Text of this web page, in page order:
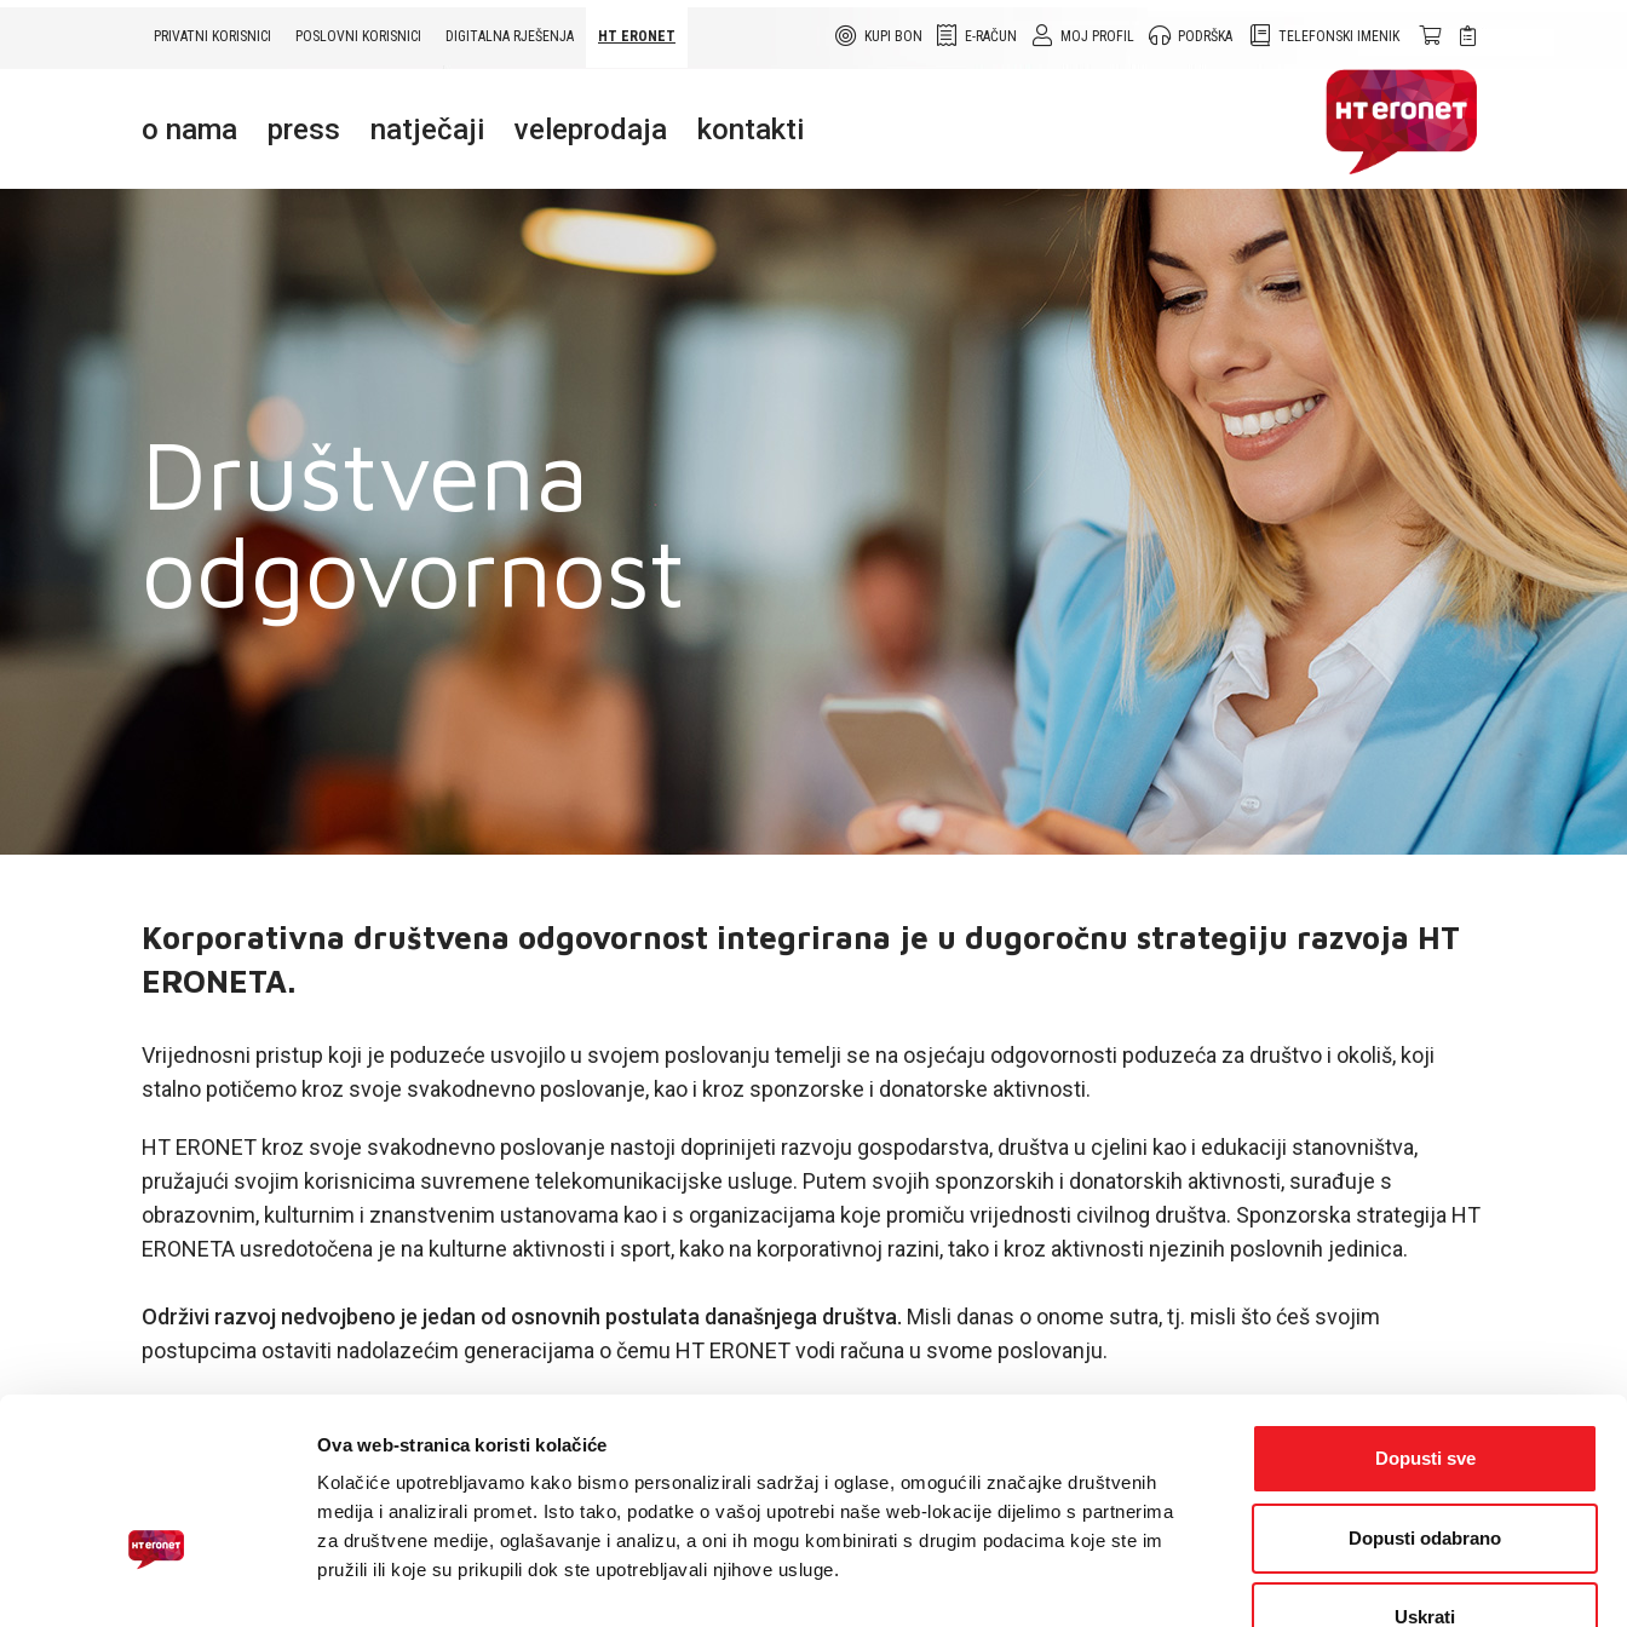
Ova web-stranica koristi kolačiće
Kolačiće upotrebljavamo kako bismo personalizirali sadržaj i oglase, omogućili značajke društvenih
medija i analizirali promet. Isto tako, podatke o vašoj upotrebi naše web-lokacije dijelimo s partnerima
za društvene medije, oglašavanje i analizu, a oni ih mogu kombinirati s drugim podacima koje ste im
pružili ili koje su prikupili dok ste upotrebljavali njihove usluge.
Dopusti sve
Dopusti odabrano
Uskrati
TELEFONSKI IMENIK
PODRŠKA
MOJ PROFIL
E-RAČUN
KUPI BON
PRIVATNI KORISNICI POSLOVNI KORISNICI DIGITALNA RJEŠENJA HT ERONET
o nama press natječaji veleprodaja kontakti
PODRŠKA
TELEFONSKI IMENIK
Društvena
odgovornost
Korporativna društvena odgovornost integrirana je u dugoročnu strategiju razvoja HT
ERONETA.
Vrijednosni pristup koji je poduzeće usvojilo u svojem poslovanju temelji se na osjećaju odgovornosti poduzeća za društvo i okoliš, koji
stalno potičemo kroz svoje svakodnevno poslovanje, kao i kroz sponzorske i donatorske aktivnosti.
HT ERONET kroz svoje svakodnevno poslovanje nastoji doprinijeti razvoju gospodarstva, društva u cjelini kao i edukaciji stanovništva,
pružajući svojim korisnicima suvremene telekomunikacijske usluge. Putem svojih sponzorskih i donatorskih aktivnosti, surađuje s
obrazovnim, kulturnim i znanstvenim ustanovama kao i s organizacijama koje promiču vrijednosti civilnog društva. Sponzorska strategija HT
ERONETA usredotočena je na kulturne aktivnosti i sport, kako na korporativnoj razini, tako i kroz aktivnosti njezinih poslovnih jedinica.
Održivi razvoj nedvojbeno je jedan od osnovnih postulata današnjega društva. Misli danas o onome sutra, tj. misli što ćeš svojim
postupcima ostaviti nadolazećim generacijama o čemu HT ERONET vodi računa u svome poslovanju.